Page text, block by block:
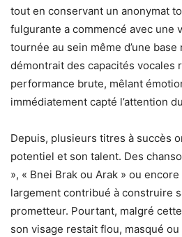
tout en conservant un anonymat
fulgurante a commencé avec une
tournée au sein même d’une
démontrait des capacités vocales
performance brute, mêlant
immédiatement capté l’attention
Depuis, plusieurs titres à succès
potentiel et son talent. Des
», « Bnei Brak ou Arak » ou
largement contribué à construire
prometteur. Pourtant, malgré
son visage restait flou, masqué